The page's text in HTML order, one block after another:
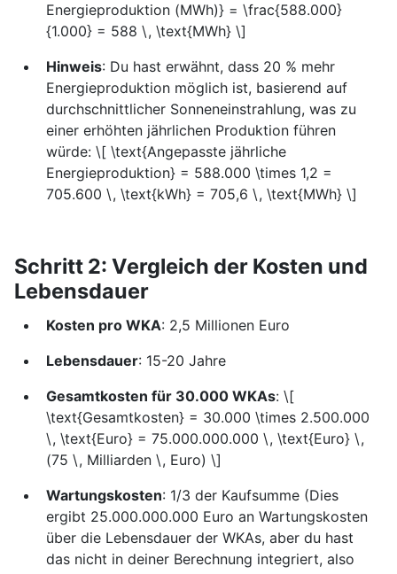
Energieproduktion (MWh)} = \frac{588.000}
{1.000} = 588 \, \text{MWh} \]
Hinweis: Du hast erwähnt, dass 20 % mehr
Energieproduktion möglich ist, basierend auf
durchschnittlicher Sonneneinstrahlung, was zu
einer erhöhten jährlichen Produktion führen
würde: \[ \text{Angepasste jährliche
Energieproduktion} = 588.000 \times 1,2 =
705.600 \, \text{kWh} = 705,6 \, \text{MWh} \]
Schritt 2: Vergleich der Kosten und
Lebensdauer
Kosten pro WKA: 2,5 Millionen Euro
Lebensdauer: 15-20 Jahre
Gesamtkosten für 30.000 WKAs: \[
\text{Gesamtkosten} = 30.000 \times 2.500.000
\, \text{Euro} = 75.000.000.000 \, \text{Euro} \,
(75 \, Milliarden \, Euro) \]
Wartungskosten: 1/3 der Kaufsumme (Dies
ergibt 25.000.000.000 Euro an Wartungskosten
über die Lebensdauer der WKAs, aber du hast
das nicht in deiner Berechnung integriert, also